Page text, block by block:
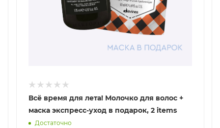
Всё время для лета! Молочко для волос +
маска экспресс-уход в подарок, 2 items
Достаточно